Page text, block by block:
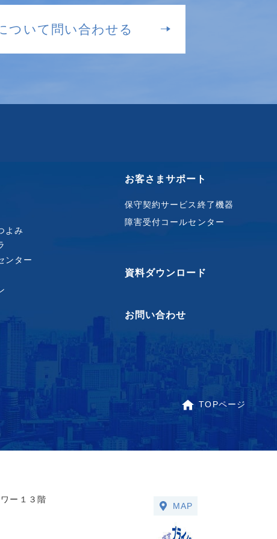
ついて問い合わせる
よみ
ンター
お客さまサポート
保守契約サービス終了機器
障害受付コールセンター
資料ダウンロード
お問い合わせ
TOPページ
ー１３階
MAP